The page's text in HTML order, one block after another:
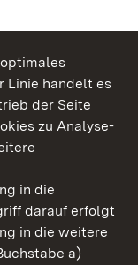
Linie handelt es
der Seite
zu Analyse-
in die
darauf erfolgt
in die weitere
a)
Württemberg